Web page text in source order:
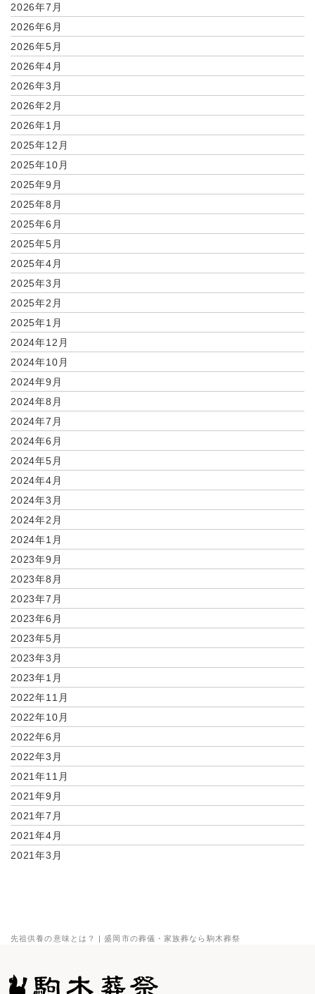
先祖供養の意味とは？ | 盛岡市の葬儀・家族葬なら駒木葬祭
2026年7月
2026年6月
2026年5月
2026年4月
2026年3月
2026年2月
2026年1月
2025年12月
2025年10月
2025年9月
2025年8月
2025年6月
2025年5月
2025年4月
2025年3月
2025年2月
2025年1月
2024年12月
2024年10月
2024年9月
2024年8月
2024年7月
2024年6月
2024年5月
2024年4月
2024年3月
2024年2月
2024年1月
2023年9月
2023年8月
2023年7月
2023年6月
2023年5月
2023年3月
2023年1月
2022年11月
2022年10月
2022年6月
2022年3月
2021年11月
2021年9月
2021年7月
2021年4月
2021年3月